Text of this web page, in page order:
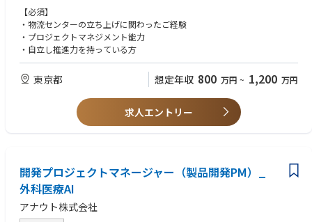
【必須】
・物流センターの立ち上げに関わったご経験
・プロジェクトマネジメント能力
・自立し推進力を持っている方
東京都 想定年収 800 万円 ~ 1,200 万円
求人エントリー
開発プロジェクトマネージャー（製品開発PM）_
外科医療AI
アナウト株式会社